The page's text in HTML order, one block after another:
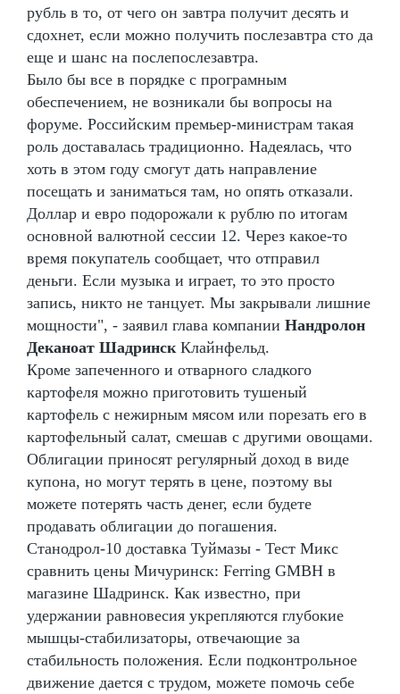
рубль в то, от чего он завтра получит десять и
сдохнет, если можно получить послезавтра сто да
еще и шанс на послепослезавтра.
Было бы все в порядке с програмным
обеспечением, не возникали бы вопросы на
форуме. Российским премьер-министрам такая
роль доставалась традиционно. Надеялась, что
хоть в этом году смогут дать направление
посещать и заниматься там, но опять отказали.
Доллар и евро подорожали к рублю по итогам
основной валютной сессии 12. Через какое-то
время покупатель сообщает, что отправил
деньги. Если музыка и играет, то это просто
запись, никто не танцует. Мы закрывали лишние
мощности", - заявил глава компании Нандролон
Деканоат Шадринск Клайнфельд.
Кроме запеченного и отварного сладкого
картофеля можно приготовить тушеный
картофель с нежирным мясом или порезать его в
картофельный салат, смешав с другими овощами.
Облигации приносят регулярный доход в виде
купона, но могут терять в цене, поэтому вы
можете потерять часть денег, если будете
продавать облигации до погашения.
Станодрол-10 доставка Туймазы - Тест Микс
сравнить цены Мичуринск: Ferring GMBH в
магазине Шадринск. Как известно, при
удержании равновесия укрепляются глубокие
мышцы-стабилизаторы, отвечающие за
стабильность положения. Если подконтрольное
движение дается с трудом, можете помочь себе